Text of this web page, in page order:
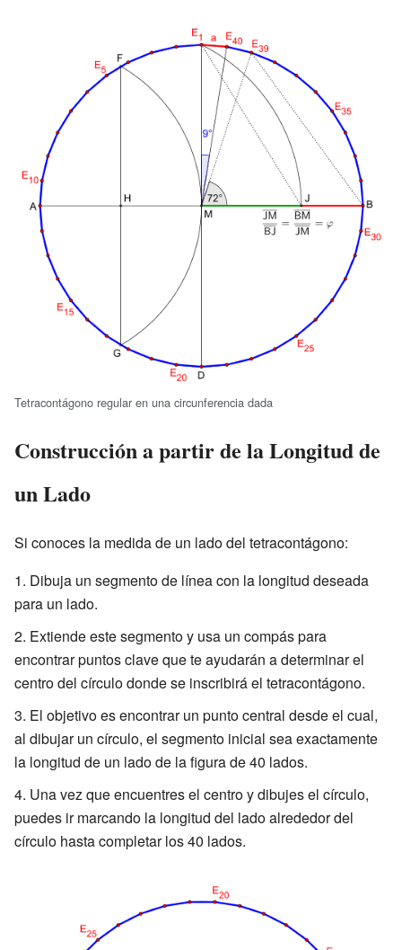
Tetracontágono regular en una circunferencia dada
Construcción a partir de la Longitud de
un Lado
Si conoces la medida de un lado del tetracontágono:
Dibuja un segmento de línea con la longitud deseada
para un lado.
Extiende este segmento y usa un compás para
encontrar puntos clave que te ayudarán a determinar el
centro del círculo donde se inscribirá el tetracontágono.
El objetivo es encontrar un punto central desde el cual,
al dibujar un círculo, el segmento inicial sea exactamente
la longitud de un lado de la figura de 40 lados.
Una vez que encuentres el centro y dibujes el círculo,
puedes ir marcando la longitud del lado alrededor del
círculo hasta completar los 40 lados.